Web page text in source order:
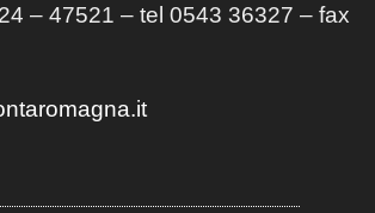
– 47521 – tel 0543 36327 – fax